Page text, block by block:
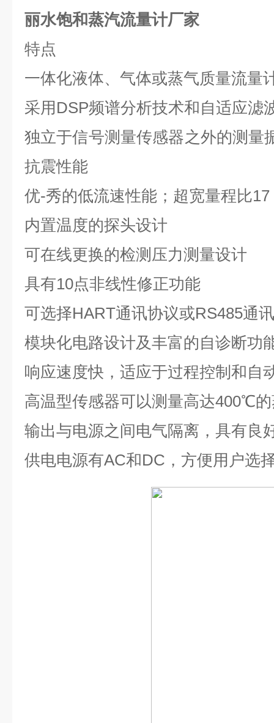
丽水饱和蒸汽流量计厂家
特点
一体化液体、气体或蒸气质量流量
采用 DSP频谱分析技术和自适应滤
独立于信号测量传感器之外的测量
抗震性能
优-秀的低流速性能；超宽量程比17
内置温度的探头设计
可在线更换的检测压力测量设计
具有10点非线性修正功能
可选择HART通讯协议或RS485通
模块化电路设计及丰富的自诊断功
响应速度快，适应于过程控制和自
高温型传感器可以测量高达400℃
输出与电源之间电气隔离，具有良
供电电源有AC和DC ，方便用户选